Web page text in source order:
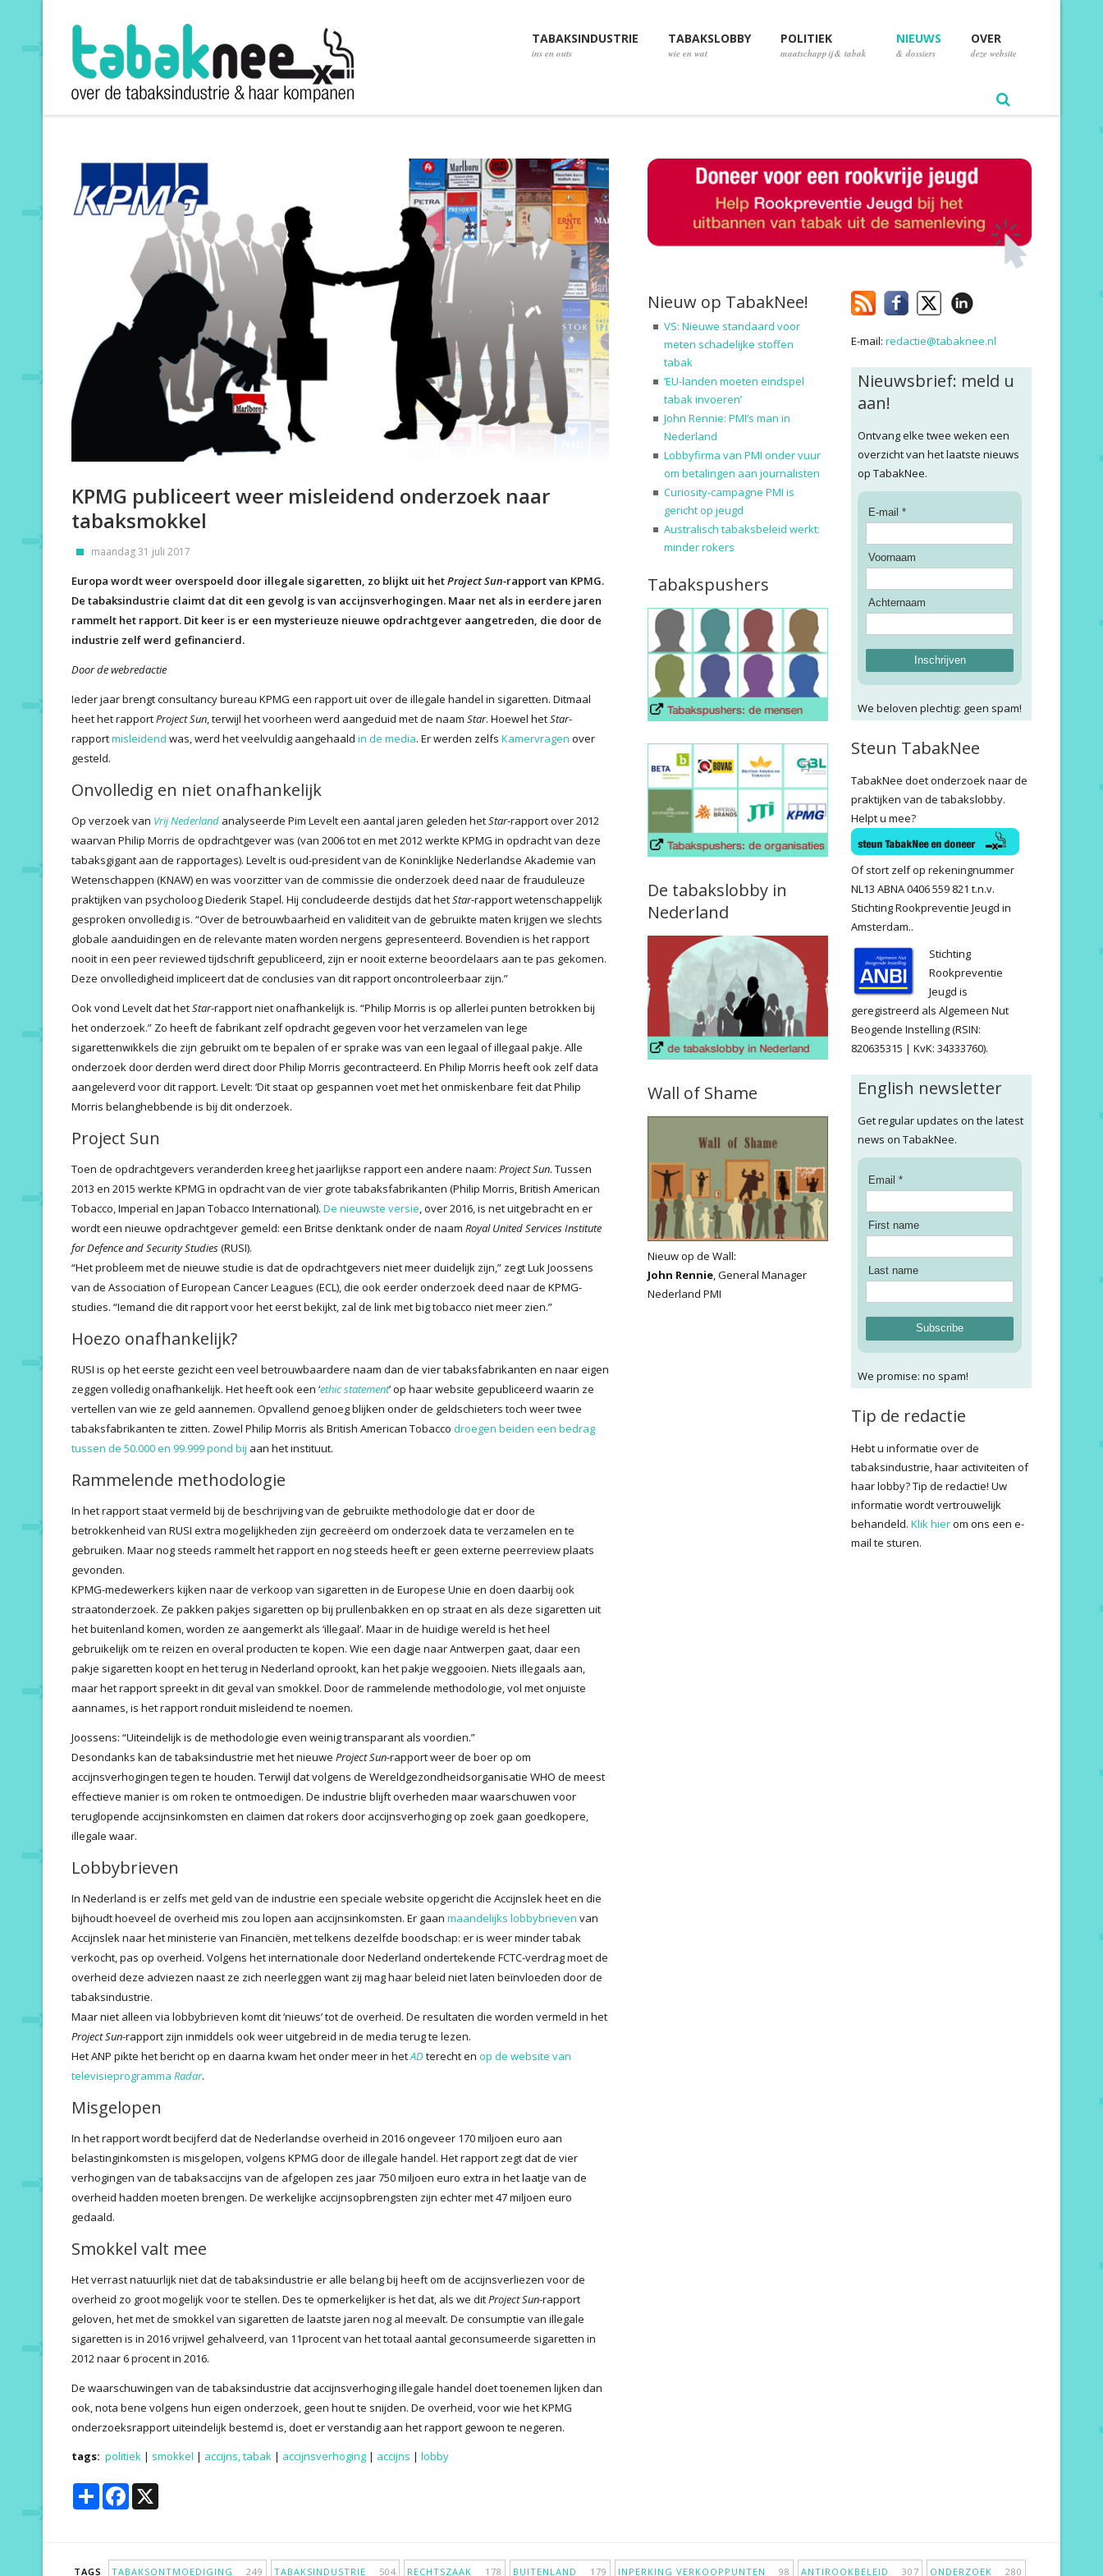
TABAKSINDUSTRIE
ins en outs
TABAKSLOBBY
wie en wat
POLITIEK
maatschappij & tabak
NIEUWS
& dossiers
OVER
deze website
KPMG publiceert weer misleidend onderzoek naar
tabaksmokkel
maandag 31 juli 2017
Europa wordt weer overspoeld door illegale sigaretten, zo blijkt uit hetProject Sun-rapport van KPMG.
De tabaksindustrie claimt dat dit een gevolg is van accijnsverhogingen. Maar net als in eerdere jaren
rammelt het rapport. Dit keer is er een mysterieuze nieuwe opdrachtgever aangetreden, die door de
industrie zelf werd gefinancierd.
Door de webredactie
Ieder jaar brengt consultancy bureau KPMG een rapport uit over de illegale handel in sigaretten. Ditmaal
heet het rapportProject Sun, terwijl het voorheen werd aangeduid met de naam Star. Hoewel hetStar-
rapportmisleidend was, werd het veelvuldig aangehaald in de media. Er werden zelfs Kamervragen over
gesteld.
Onvolledig en niet onafhankelijk
Op verzoek van Vrij Nederland analyseerde Pim Levelt een aantal jaren geleden hetStar-rapport over 2012
waarvan Philip Morris de opdrachtgever was (van 2006 tot en met 2012 werkte KPMG in opdracht van deze
tabaksgigant aan de rapportages). Levelt is oud-president van de Koninklijke Nederlandse Akademie van
Wetenschappen (KNAW) en was voorzitter van de commissie die onderzoek deed naar de frauduleuze
praktijken van psycholoog Diederik Stapel. Hij concludeerde destijds dat hetStar-rapport wetenschappelijk
gesproken onvolledig is. “Over de betrouwbaarheid en validiteit van de gebruikte maten krijgen we slechts
globale aanduidingen en de relevante maten worden nergens gepresenteerd. Bovendien is het rapport
nooit in een peer reviewed tijdschrift gepubliceerd, zijn er nooit externe beoordelaars aan te pas gekomen.
Deze onvolledigheid impliceert dat de conclusies van dit rapport oncontroleerbaar zijn.”
Ook vond Levelt dat hetStar-rapport niet onafhankelijk is. “Philip Morris is op allerlei punten betrokken bij
het onderzoek.” Zo heeft de fabrikant zelf opdracht gegeven voor het verzamelen van lege
sigarettenwikkels die zijn gebruikt om te bepalen of er sprake was van een legaal of illegaal pakje. Alle
onderzoek door derden werd direct door Philip Morris gecontracteerd. En Philip Morris heeft ook zelf data
aangeleverd voor dit rapport. Levelt: ‘Dit staat op gespannen voet met het onmiskenbare feit dat Philip
Morris belanghebbende is bij dit onderzoek.
Project Sun
Toen de opdrachtgevers veranderden kreeg het jaarlijkse rapport een andere naam: Project Sun. Tussen
2013 en 2015 werkte KPMG in opdracht van de vier grote tabaksfabrikanten (Philip Morris, British American
Tobacco, Imperial en Japan Tobacco International). De nieuwste versie, over 2016, is net uitgebracht en er
wordt een nieuwe opdrachtgever gemeld: een Britse denktank onder de naam Royal United Services Institute
for Defence and Security Studies(RUSI).
“Het probleem met de nieuwe studie is dat de opdrachtgevers niet meer duidelijk zijn,” zegt Luk Joossens
van de Association of European Cancer Leagues (ECL), die ook eerder onderzoek deed naar de KPMG-
studies. “Iemand die dit rapport voor het eerst bekijkt, zal de link met big tobacco niet meer zien.”
Hoezo onafhankelijk?
RUSI is op het eerste gezicht een veel betrouwbaardere naam dan de vier tabaksfabrikanten en naar eigen
zeggen volledig onafhankelijk. Het heeft ook een ‘ethic statement’ op haar website gepubliceerd waarin ze
vertellen van wie ze geld aannemen. Opvallend genoeg blijken onder de geldschieters toch weer twee
tabaksfabrikanten te zitten. Zowel Philip Morris als British American Tobacco droegen beiden een bedrag
tussen de 50.000 en 99.999 pond bij aan het instituut.
Rammelende methodologie
In het rapport staat vermeld bij de beschrijving van de gebruikte methodologie dat er door de
betrokkenheid van RUSI extra mogelijkheden zijn gecreëerd om onderzoek data te verzamelen en te
gebruiken. Maar nog steeds rammelt het rapport en nog steeds heeft er geen externe peerreview plaats
gevonden.
KPMG-medewerkers kijken naar de verkoop van sigaretten in de Europese Unie en doen daarbij ook
straatonderzoek. Ze pakken pakjes sigaretten op bij prullenbakken en op straat en als deze sigaretten uit
het buitenland komen, worden ze aangemerkt als ‘illegaal’. Maar in de huidige wereld is het heel
gebruikelijk om te reizen en overal producten te kopen. Wie een dagje naar Antwerpen gaat, daar een
pakje sigaretten koopt en het terug in Nederland oprookt, kan het pakje weggooien. Niets illegaals aan,
maar het rapport spreekt in dit geval van smokkel. Door de rammelende methodologie, vol met onjuiste
aannames, is het rapport ronduit misleidend te noemen.
Joossens: “Uiteindelijk is de methodologie even weinig transparant als voordien.”
Desondanks kan de tabaksindustrie met het nieuwe Project Sun-rapport weer de boer op om
accijnsverhogingen tegen te houden. Terwijl dat volgens de Wereldgezondheidsorganisatie WHO de meest
effectieve manier is om roken te ontmoedigen. De industrie blijft overheden maar waarschuwen voor
teruglopende accijnsinkomsten en claimen dat rokers door accijnsverhoging op zoek gaan goedkopere,
illegale waar.
Lobbybrieven
In Nederland is er zelfs met geld van de industrie een speciale website opgericht die Accijnslek heet en die
bijhoudt hoeveel de overheid mis zou lopen aan accijnsinkomsten. Er gaan maandelijks lobbybrieven van
Accijnslek naar het ministerie van Financiën, met telkens dezelfde boodschap: er is weer minder tabak
verkocht, pas op overheid. Volgens het internationale door Nederland ondertekende FCTC-verdrag moet de
overheid deze adviezen naast ze zich neerleggen want zij mag haar beleid niet laten beïnvloeden door de
tabaksindustrie.
Maar niet alleen via lobbybrieven komt dit ‘nieuws’ tot de overheid. De resultaten die worden vermeld in het
Project Sun-rapport zijn inmiddels ook weer uitgebreid in de media terug te lezen.
Het ANP pikte het bericht op en daarna kwam het onder meer in hetADterecht en op de website van
televisieprogramma Radar.
Misgelopen
In het rapport wordt becijferd dat de Nederlandse overheid in 2016 ongeveer 170 miljoen euro aan
belastinginkomsten is misgelopen, volgens KPMG door de illegale handel. Het rapport zegt dat de vier
verhogingen van de tabaksaccijns van de afgelopen zes jaar 750 miljoen euro extra in het laatje van de
overheid hadden moeten brengen. De werkelijke accijnsopbrengsten zijn echter met 47 miljoen euro
gedaald.
Smokkel valt mee
Het verrast natuurlijk niet dat de tabaksindustrie er alle belang bij heeft om de accijnsverliezen voor de
overheid zo groot mogelijk voor te stellen. Des te opmerkelijker is het dat, als we ditProject Sun-rapport
geloven, het met de smokkel van sigaretten de laatste jaren nog al meevalt. De consumptie van illegale
sigaretten is in 2016 vrijwel gehalveerd, van 11procent van het totaal aantal geconsumeerde sigaretten in
2012 naar 6 procent in 2016.
De waarschuwingen van de tabaksindustrie dat accijnsverhoging illegale handel doet toenemen lijken dan
ook, nota bene volgens hun eigen onderzoek, geen hout te snijden. De overheid, voor wie het KPMG
onderzoeksrapport uiteindelijk bestemd is, doet er verstandig aan het rapport gewoon te negeren.
tags: politiek | smokkel | accijns, tabak | accijnsverhoging | accijns | lobby
Share Facebook
Nieuw op TabakNee!
VS: Nieuwe standaard voor
meten schadelijke stoffen
tabak
‘EU-landen moeten eindspel
tabak invoeren’
John Rennie: PMI’s man in
Nederland
Lobbyfirma van PMI onder vuur
om betalingen aan journalisten
Curiosity-campagne PMI is
gericht op jeugd
Australisch tabaksbeleid werkt:
minder rokers
Tabakspushers
De tabakslobby in
Nederland
Wall of Shame
Nieuw op de Wall:
John Rennie, General Manager
Nederland PMI
E-mail:redactie@tabaknee.nl
Nieuwsbrief: meld u
aan!
Ontvang elke twee weken een
overzicht van het laatste nieuws
op TabakNee.
E-mail *
Voornaam
Achternaam
Inschrijven
We beloven plechtig: geen spam!
Steun TabakNee
TabakNee doet onderzoek naar de
praktijken van de tabakslobby.
Helpt u mee?
Of stort zelf op rekeningnummer
NL13 ABNA 0406 559 821 t.n.v.
Stichting Rookpreventie Jeugd in
Amsterdam..
Stichting
Rookpreventie
Jeugd is
geregistreerd als Algemeen Nut
Beogende Instelling (RSIN:
820635315 | KvK: 34333760).
English newsletter
Get regular updates on the latest
news on TabakNee.
Email *
First name
Last name
Subscribe
We promise: no spam!
Tip de redactie
Hebt u informatie over de
tabaksindustrie, haar activiteiten of
haar lobby? Tip de redactie! Uw
informatie wordt vertrouwelijk
behandeld.Klik hierom ons een e-
mail te sturen.
TAGS TABAKSONTMOEDIGING 249 TABAKSINDUSTRIE 504 RECHTSZAAK 178 BUITENLAND 179 INPERKING VERKOOPPUNTEN 98 ANTIROOKBELEID 307 ONDERZOEK 280